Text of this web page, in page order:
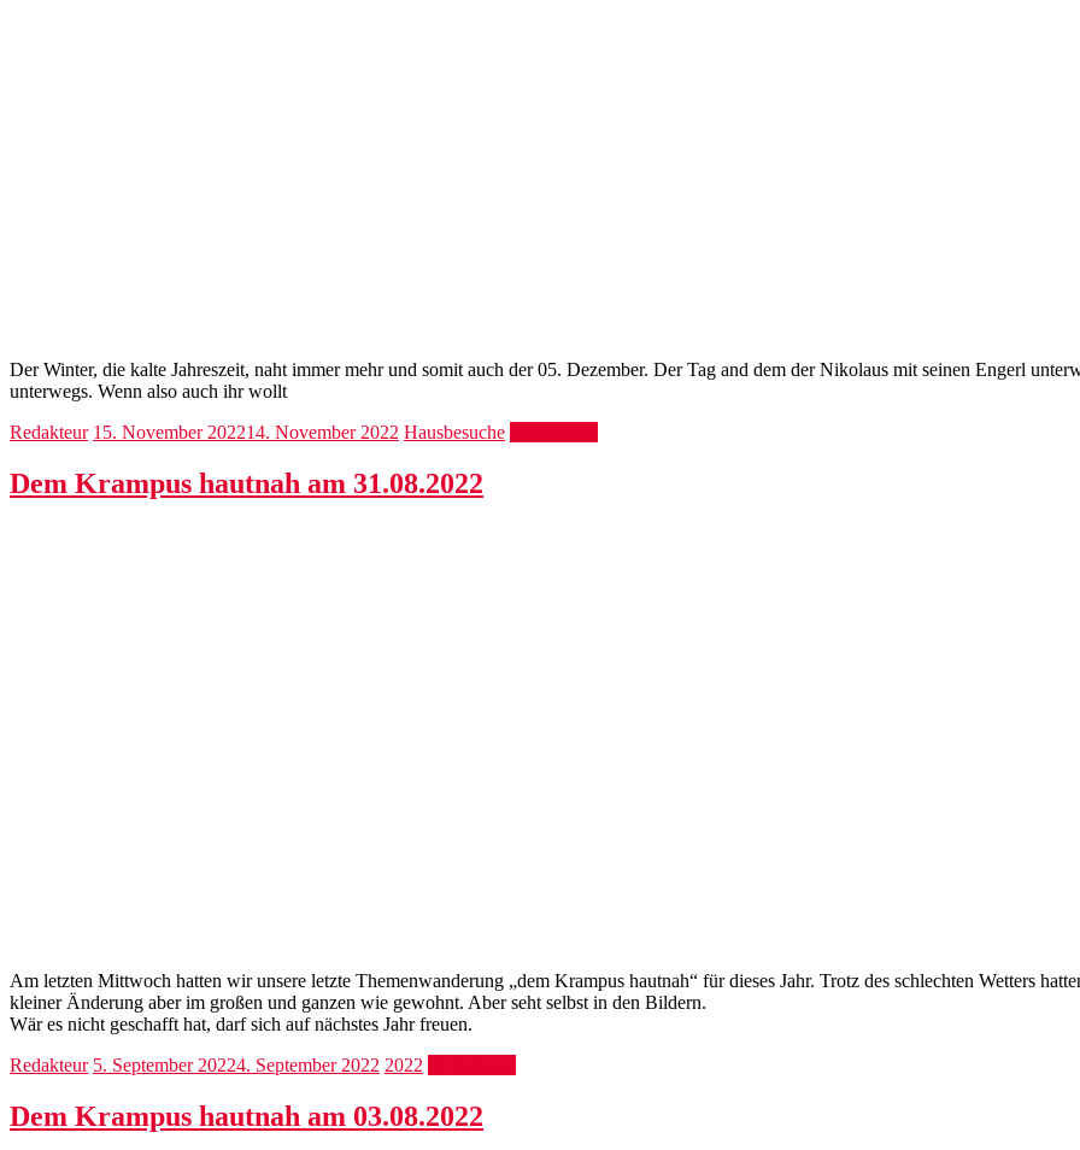
Der Winter, die kalte Jahreszeit, naht immer mehr und somit auch der 05. Dezember. Der Tag and dem der Nikolaus mit seinen Engerl
unterwegs. Wenn also auch ihr wollt
Redakteur 15. November 202214. November 2022 Hausbesuche
Dem Krampus hautnah am 31.08.2022
Am letzten Mittwoch hatten wir unsere letzte Themenwanderung „dem Krampus hautnah“ für dieses Jahr. Trotz des schlechten Wetters
kleiner Änderung aber im großen und ganzen wie gewohnt. Aber seht selbst in den Bildern.
Wär es nicht geschafft hat, darf sich auf nächstes Jahr freuen.
Redakteur 5. September 20224. September 2022 2022
Dem Krampus hautnah am 03.08.2022